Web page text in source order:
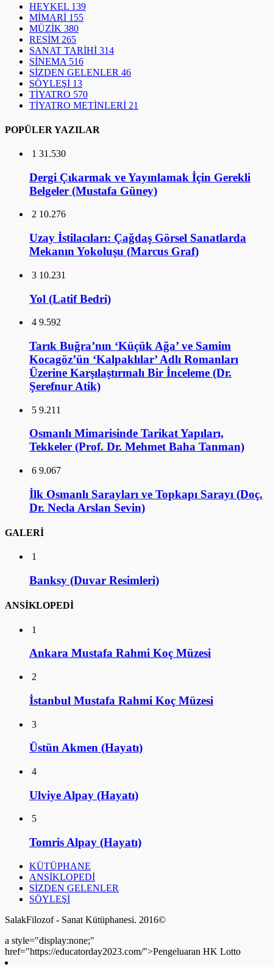
HEYKEL 139
MİMARİ 155
MÜZİK 380
RESİM 265
SANAT TARİHİ 314
SİNEMA 516
SİZDEN GELENLER 46
SÖYLEŞİ 13
TİYATRO 570
TİYATRO METİNLERİ 21
POPÜLER YAZILAR
1 31.530
Dergi Çıkarmak ve Yayınlamak İçin Gerekli
Belgeler (Mustafa Güney)
2 10.276
Uzay İstilacıları: Çağdaş Görsel Sanatlarda
Mekanın Yokoluşu (Marcus Graf)
3 10.231
Yol (Latif Bedri)
4 9.592
Tarık Buğra’nın ‘Küçük Ağa’ ve Samim
Kocagöz’ün ‘Kalpaklılar’ Adlı Romanları
Üzerine Karşılaştırmalı Bir İnceleme (Dr.
Şerefnur Atik)
5 9.211
Osmanlı Mimarisinde Tarikat Yapıları,
Tekkeler (Prof. Dr. Mehmet Baha Tanman)
6 9.067
İlk Osmanlı Sarayları ve Topkapı Sarayı (Doç.
Dr. Necla Arslan Sevin)
GALERİ
1
Banksy (Duvar Resimleri)
ANSİKLOPEDİ
1
Ankara Mustafa Rahmi Koç Müzesi
2
İstanbul Mustafa Rahmi Koç Müzesi
3
Üstün Akmen (Hayatı)
4
Ulviye Alpay (Hayatı)
5
Tomris Alpay (Hayatı)
KÜTÜPHANE
ANSİKLOPEDİ
SİZDEN GELENLER
SÖYLEŞİ
SalakFilozof - Sanat Kütüphanesi. 2016©
a style="display:none;"
href="https://educatorday2023.com/">Pengeluaran HK Lotto